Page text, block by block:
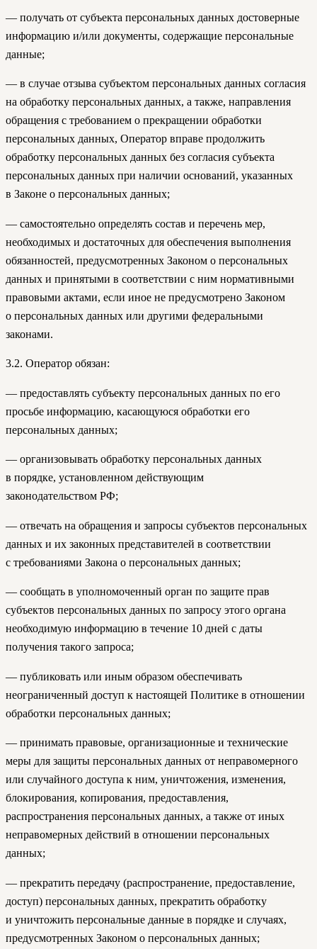
— получать от субъекта персональных данных достоверные
информацию и/или документы, содержащие персональные
данные;
— в случае отзыва субъектом персональных данных согласия
на обработку персональных данных, а также, направления
обращения с требованием о прекращении обработки
персональных данных, Оператор вправе продолжить
обработку персональных данных без согласия субъекта
персональных данных при наличии оснований, указанных
в Законе о персональных данных;
— самостоятельно определять состав и перечень мер,
необходимых и достаточных для обеспечения выполнения
обязанностей, предусмотренных Законом о персональных
данных и принятыми в соответствии с ним нормативными
правовыми актами, если иное не предусмотрено Законом
о персональных данных или другими федеральными
законами.
3.2. Оператор обязан:
— предоставлять субъекту персональных данных по его
просьбе информацию, касающуюся обработки его
персональных данных;
— организовывать обработку персональных данных
в порядке, установленном действующим
законодательством РФ;
— отвечать на обращения и запросы субъектов персональных
данных и их законных представителей в соответствии
с требованиями Закона о персональных данных;
— сообщать в уполномоченный орган по защите прав
субъектов персональных данных по запросу этого органа
необходимую информацию в течение 10 дней с даты
получения такого запроса;
— публиковать или иным образом обеспечивать
неограниченный доступ к настоящей Политике в отношении
обработки персональных данных;
— принимать правовые, организационные и технические
меры для защиты персональных данных от неправомерного
или случайного доступа к ним, уничтожения, изменения,
блокирования, копирования, предоставления,
распространения персональных данных, а также от иных
неправомерных действий в отношении персональных
данных;
— прекратить передачу (распространение, предоставление,
доступ) персональных данных, прекратить обработку
и уничтожить персональные данные в порядке и случаях,
предусмотренных Законом о персональных данных;